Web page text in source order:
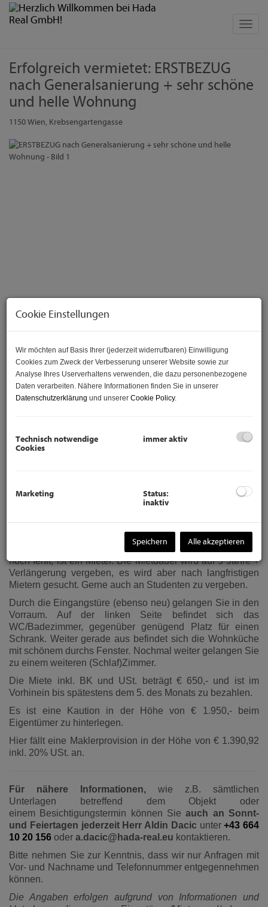
Erfolgreich vermietet: ERSTBEZUG
nach Generalsanierung + sehr schöne
und helle Wohnung
1150 Wien, Krebsengartengasse
Badezimmer, Fenstern und bis spätestens Mitte Jänner mit
neuer Küche. Neue Türen samt Zargen.
Diese sehr schöne und helle Wohnung befindet sich im 1.
Liftstock. des 15. Gemeindebezirks in der
Krebsengartengasse 1. Das Einzige was dieser Wohnung
noch fehlt, ist ein Mieter. Die Mietdauer wird auf 5 Jahre +
Verlängerung vergeben, es wird aber nach langfristigen
Mietern gesucht. Gerne auch an Studenten zu vergeben.
Durch die Eingangstüre (ebenso neu) gelangen Sie in den
Vorraum. Auf der linken Seite befindet sich das
WC/Badezimmer, gegenüber genügend Platz für einen
Schrank. Weiter gerade aus befindet sich die Wohnküche
mit schönem durchs Fenster. Nochmal weiter gelangen Sie
zu einem weiteren (Schlaf)Zimmer.
Die Miete inkl. BK und USt. beträgt € 650,- und ist im
Vorhinein bis spätestens dem 5. des Monats zu bezahlen.
Es ist eine Kaution in der Höhe von € 1.950,- beim
Eigentümer zu hinterlegen.
Hier fällt eine Maklerprovision in der Höhe von € 1.390,92
inkl. 20% USt. an.
Für nähere Informationen, wie z.B. sämtlichen
Unterlagen betreffend dem Objekt oder
einem Besichtigungstermin können Sieauch an Sonnt-
und Feiertagen jederzeit Herr Aldin Dacic unter+43 664
10 20 156 oder a.dacic@hada-real.eu kontaktieren.
Bitte nehmen Sie zur Kenntnis, dass wir nur Anfragen mit
Vor- und Nachname und Telefonnummer entgegennehmen
können.
Die Angaben erfolgen aufgrund von Informationen und
Cookie Einstellungen
Wir möchten auf Basis Ihrer (jederzeit widerrufbaren) Einwilligung
Cookies zum Zweck der Verbesserung unserer Website sowie zur
Analyse Ihres Userverhaltens verwenden, die dazu personenbezogene
Daten verarbeiten. Nähere Informationen finden Sie in unserer
Datenschutzerklärung und unserer Cookie Policy.
Technisch notwendige
Cookies
immer aktiv
Marketing
Status:
inaktiv
Speichern Alle akzeptieren